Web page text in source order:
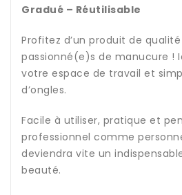
Gradué – Réutilisable
Profitez d’un produit de
passionné(e)s de manucure !
votre espace de travail et
d’ongles.
Facile à utiliser, pratique et
professionnel comme
deviendra vite un
beauté.